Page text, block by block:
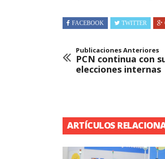
FACEBOOK TWITTER
Publicaciones Anteriores
PCN continua con
elecciones internas
ARTÍCULOS